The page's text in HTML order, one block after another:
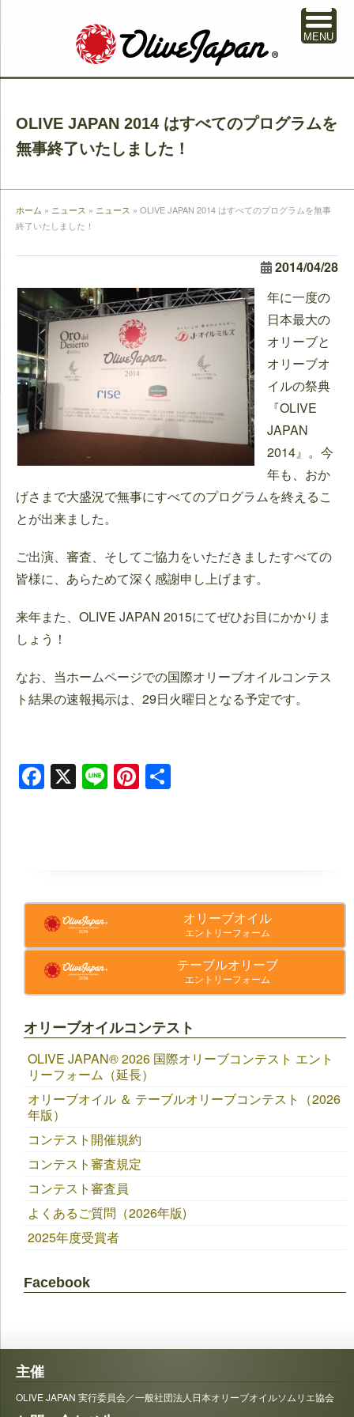
OLIVE JAPAN 2014 はすべてのプログラムを
無事終了いたしました！
ホーム » ニュース » ニュース » OLIVE JAPAN 2014 はすべてのプログラムを無事
終了いたしました！
2014/04/28
年に一度の
日本最大の
オリーブと
オリーブオ
イルの祭典
『OLIVE
JAPAN
2014』。今
年も、おか
げさまで大盛況で無事にすべてのプログラムを終えるこ
とが出来ました。
ご出演、審査、そしてご協力をいただきましたすべての
皆様に、あらためて深く感謝申し上げます。
来年また、OLIVE JAPAN 2015にてぜひお目にかかりま
しょう！
なお、当ホームページでの国際オリーブオイルコンテス
ト結果の速報掲示は、29日火曜日となる予定です。
Facebook
X LinePinterest
オリーブオイル
エントリーフォーム
テーブルオリーブ
エントリーフォーム
オリーブオイルコンテスト
OLIVE JAPAN®︎ 2026 国際オリーブコンテスト エント
リーフォーム（延長）
オリーブオイル ＆ テーブルオリーブコンテスト（2026
年版）
コンテスト開催規約
コンテスト審査規定
コンテスト審査員
よくあるご質問（2026年版)
2025年度受賞者
Facebook
主催
OLIVE JAPAN 実行委員会／一般社団法人日本オリーブオイルソムリエ協会
MENU